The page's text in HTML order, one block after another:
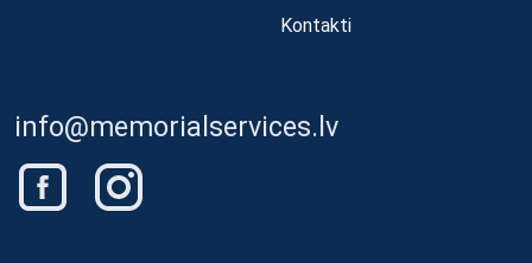
Kontakti
info@memorialservices.lv